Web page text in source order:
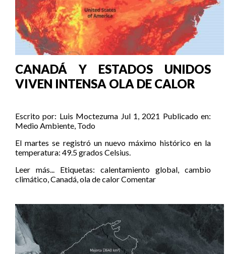
CANADÁ Y ESTADOS UNIDOS
VIVEN INTENSA OLA DE CALOR
Escrito por: Luis Moctezuma Jul 1, 2021 Publicado en:
Medio Ambiente, Todo
El martes se registró un nuevo máximo histórico en la
temperatura: 49.5 grados Celsius.
Leer más...
Etiquetas: calentamiento global, cambio
climático,Canadá,ola de calorComentar